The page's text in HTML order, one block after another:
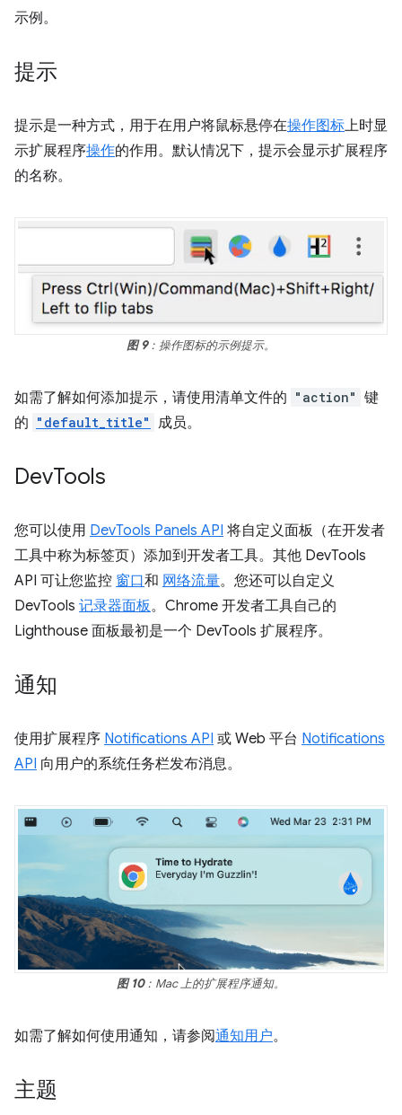
示例。
提示
提示是一种方式，用于在用户将鼠标悬停在操作图标上时显
示扩展程序操作的作用。默认情况下，提示会显示扩展程序
的名称。
图 9：操作图标的示例提示。
如需了解如何添加提示，请使用清单文件的 "action" 键
的 "default_title" 成员。
DevTools
您可以使用 DevTools Panels API 将自定义面板（在开发者
工具中称为标签页）添加到开发者工具。其他 DevTools
API 可让您监控 窗口和 网络流量。您还可以自定义
DevTools 记录器面板。Chrome 开发者工具自己的
Lighthouse 面板最初是一个 DevTools 扩展程序。
通知
使用扩展程序 Notifications API 或 Web 平台 Notifications
API 向用户的系统任务栏发布消息。
图 10：Mac 上的扩展程序通知。
如需了解如何使用通知，请参阅通知用户。
主题